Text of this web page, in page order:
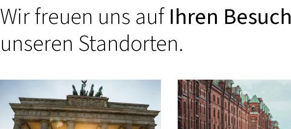
Wir freuen uns aufIhren Besuch
unseren Standorten.